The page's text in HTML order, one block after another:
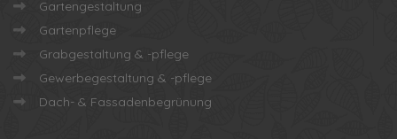
Gartengestaltung
Gartenpflege
Grabgestaltung & -pflege
Gewerbegestaltung & -pflege
Dach- & Fassadenbegrünung